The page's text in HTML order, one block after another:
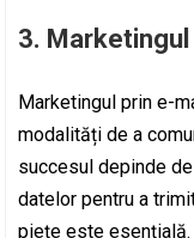
3.
Marketingul prin e-
modalități de a
succesul depinde
datelor pentru a
piețe este esențială.